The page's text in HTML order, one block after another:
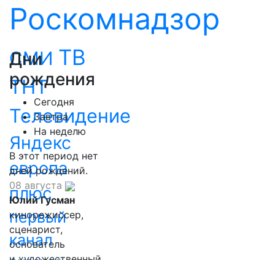
Роскомнадзор
СМИ ТВ
ТНТ
Телевидение
Яндекс
европа
плюс
первый
канал
Дни
рождения
Сегодня
Завтра
На неделю
В этот период нет
дней рождений.
08 августа
Юлий Гусман
кинорежиссер,
сценарист,
основатель